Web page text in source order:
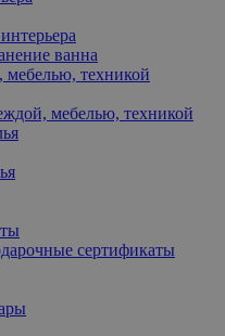
ванна
мебелью, техникой
мебелью, техникой
сертификаты